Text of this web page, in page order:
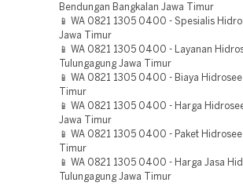
Bendungan Bangkalan Jawa Timur
📱 WA 0821 1305 0400 - Spesialis
Jawa Timur
📱 WA 0821 1305 0400 - Layanan
Tulungagung Jawa Timur
📱 WA 0821 1305 0400 - Biaya
Timur
📱 WA 0821 1305 0400 - Harga
Jawa Timur
📱 WA 0821 1305 0400 - Paket
Timur
📱 WA 0821 1305 0400 - Harga Jasa
Tulungagung Jawa Timur